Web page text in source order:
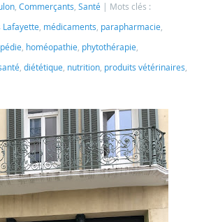
, Commerçants, Santé
Mots clés :
Lafayette, médicaments, parapharmacie,
, homéopathie, phytothérapie,
, diététique, nutrition, produits vétérinaires,